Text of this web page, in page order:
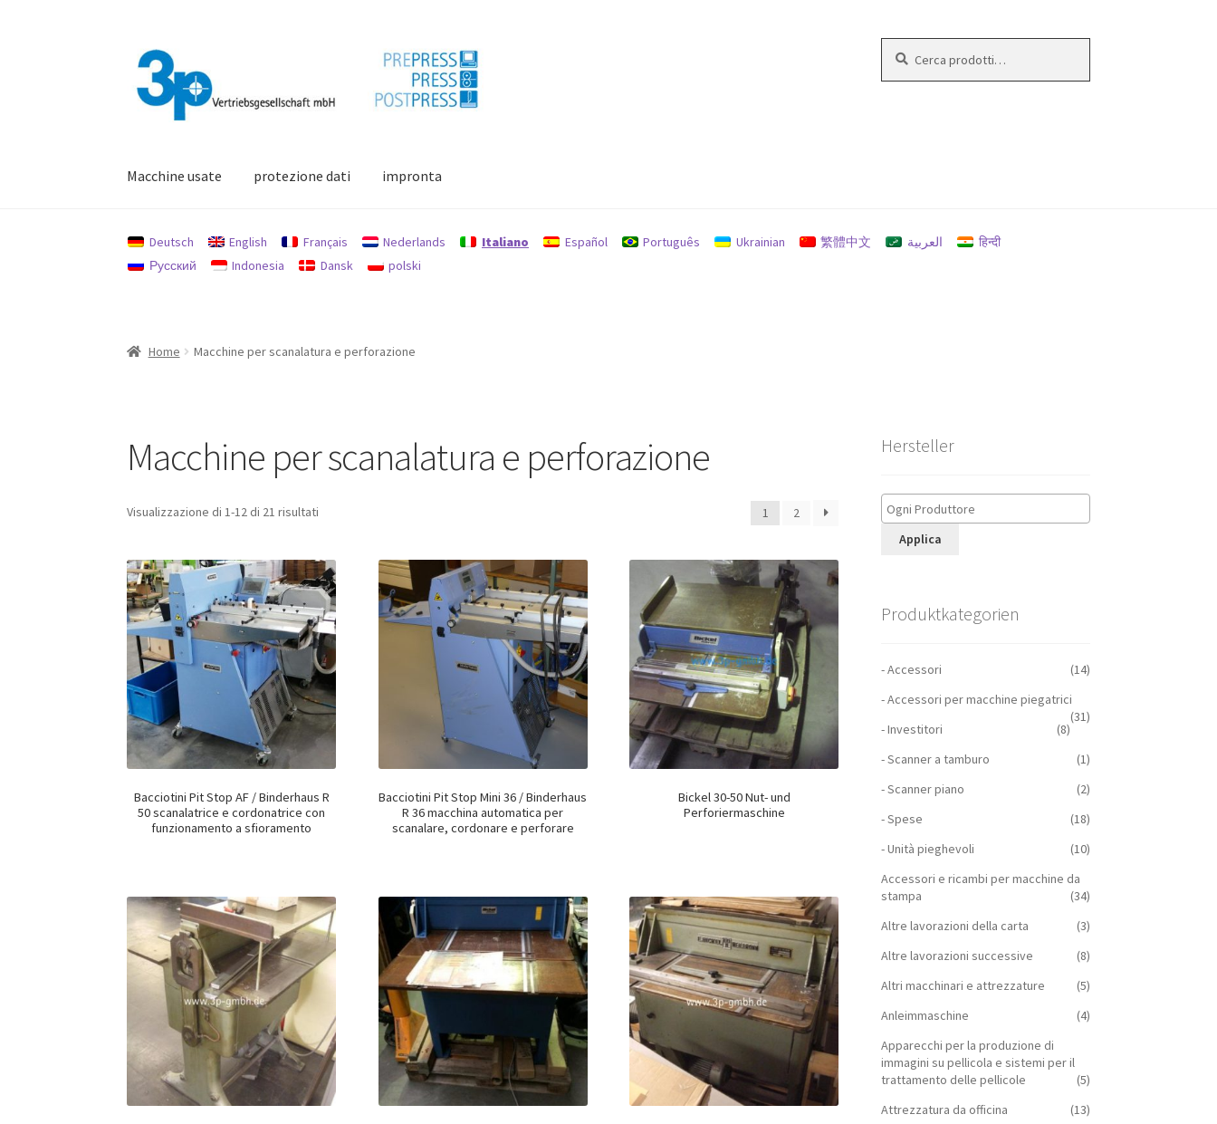
alla
navigazione
al
contenuto
Macchine usate protezione dati impronta
Deutsch English Français Nederlands Italiano Español Português Ukrainian 繁體中文 العربية
हिन्दी
Русский
Indonesia Dansk polski
Home Macchine per scanalatura e perforazione
Macchine per scanalatura e perforazione
Visualizzazione di 1-12 di 21 risultati 1 2
Bacciotini Pit Stop AF / Binderhaus R
50 scanalatrice e cordonatrice con
funzionamento a sfioramento
Bacciotini Pit Stop Mini 36 / Binderhaus
R 36 macchina automatica per
scanalare, cordonare e perforare
Bickel 30-50 Nut- und
Perforiermaschine
Hersteller
Applica
Produktkategorien
- Accessori
(14)
- Accessori per macchine piegatrici
(31)
- Investitori
(8)
- Scanner a tamburo
(1)
- Scanner piano
(2)
- Spese
(18)
- Unità pieghevoli
(10)
Accessori e ricambi per macchine da
stampa
(34)
Altre lavorazioni della carta
(3)
Altre lavorazioni successive
(8)
Altri macchinari e attrezzature
(5)
Anleimmaschine
(4)
Apparecchi per la produzione di
immagini su pellicola e sistemi per il
trattamento delle pellicole
(5)
Attrezzatura da officina
(13)